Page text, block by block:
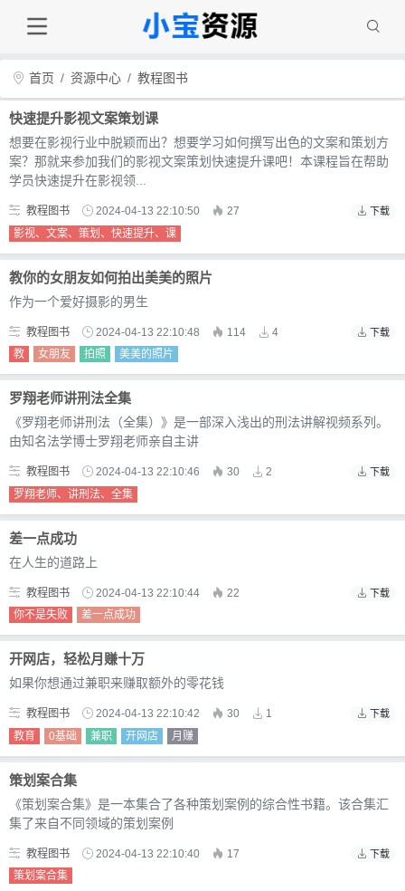
首页 资源中心 教程图书
快速提升影视文案策划课
想要在影视行业中脱颖而出？想要学习如何撰写出色的文案和策划方
案？那就来参加我们的影视文案策划快速提升课吧！本课程旨在帮助
学员快速提升在影视领...
教程图书 2024-04-13 22:10:50 27 下载
影视、文案、策划、快速提升、课
教你的女朋友如何拍出美美的照片
作为一个爱好摄影的男生
教程图书 2024-04-13 22:10:48 114 4 下载
教 女朋友 拍照 美美的照片
罗翔老师讲刑法全集
《罗翔老师讲刑法（全集）》是一部深入浅出的刑法讲解视频系列。
由知名法学博士罗翔老师亲自主讲
教程图书 2024-04-13 22:10:46 30 2 下载
罗翔老师、讲刑法、全集
差一点成功
在人生的道路上
教程图书 2024-04-13 22:10:44 22 下载
你不是失败 差一点成功
开网店，轻松月赚十万
如果你想通过兼职来赚取额外的零花钱
教程图书 2024-04-13 22:10:42 30 1 下载
教育 0基础 兼职 开网店 月赚
策划案合集
《策划案合集》是一本集合了各种策划案例的综合性书籍。该合集汇
集了来自不同领域的策划案例
教程图书 2024-04-13 22:10:40 17 下载
策划案合集